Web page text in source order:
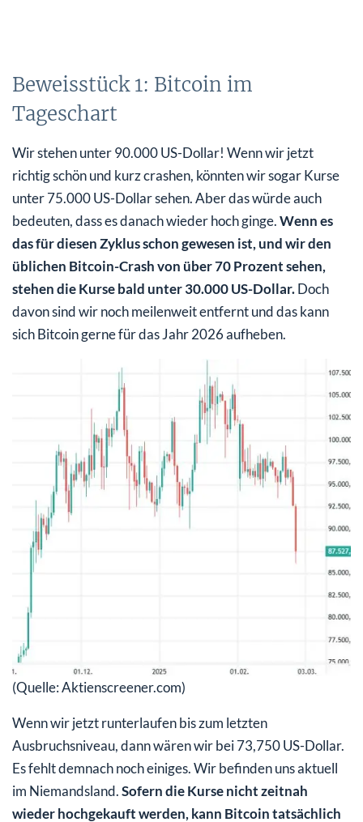
Beweisstück 1: Bitcoin im
Tageschart
Wir stehen unter 90.000 US-Dollar! Wenn wir jetzt
richtig schön und kurz crashen, könnten wir sogar Kurse
unter 75.000 US-Dollar sehen. Aber das würde auch
bedeuten, dass es danach wieder hoch ginge.Wenn es
das für diesen Zyklus schon gewesen ist, und wir den
üblichen Bitcoin-Crash von über 70 Prozent sehen,
stehen die Kurse bald unter 30.000 US-Dollar.Doch
davon sind wir noch meilenweit entfernt und das kann
sich Bitcoin gerne für das Jahr 2026 aufheben.
(Quelle: Aktienscreener.com)
Wenn wir jetzt runterlaufen bis zum letzten
Ausbruchsniveau, dann wären wir bei 73,750 US-Dollar.
Es fehlt demnach noch einiges. Wir befinden uns aktuell
im Niemandsland.Sofern die Kurse nicht zeitnah
wieder hochgekauft werden, kann Bitcoin tatsächlich